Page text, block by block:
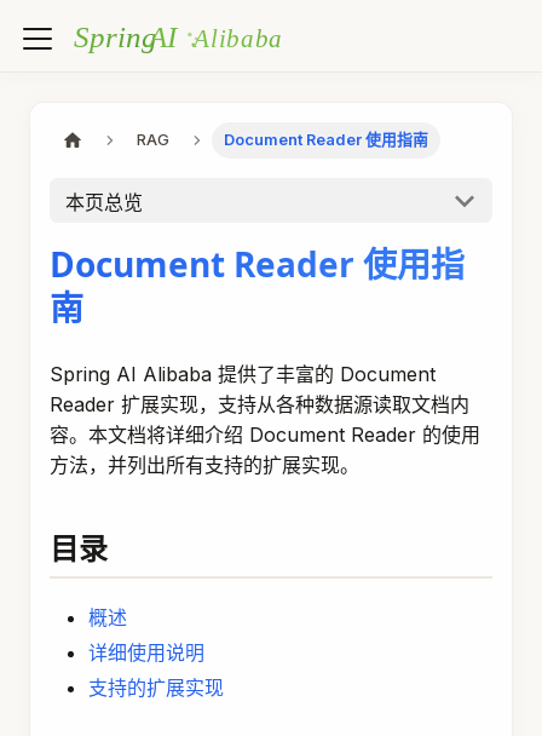
RAG Document Reader 使用指南
本页总览
Document Reader 使用指
南
Spring AI Alibaba 提供了丰富的 Document
Reader 扩展实现，支持从各种数据源读取文档内
容。本文档将详细介绍 Document Reader 的使用
方法，并列出所有支持的扩展实现。
目录
概述
详细使用说明
支持的扩展实现